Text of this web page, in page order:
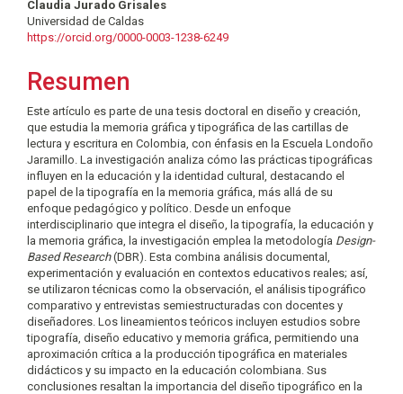
Contenido
principal
artículo
Claudia Jurado Grisales
Universidad de Caldas
https://orcid.org/0000-0003-1238-6249
Resumen
Este artículo es parte de una tesis doctoral en diseño y creación,
que estudia la memoria gráfica y tipográfica de las cartillas de
lectura y escritura en Colombia, con énfasis en la Escuela Londoño
Jaramillo. La investigación analiza cómo las prácticas tipográficas
influyen en la educación y la identidad cultural, destacando el
papel de la tipografía en la memoria gráfica, más allá de su
enfoque pedagógico y político. Desde un enfoque
interdisciplinario que integra el diseño, la tipografía, la educación y
la memoria gráfica, la investigación emplea la metodología Design-
Based Research(DBR). Esta combina análisis documental,
experimentación y evaluación en contextos educativos reales; así,
se utilizaron técnicas como la observación, el análisis tipográfico
comparativo y entrevistas semiestructuradas con docentes y
diseñadores. Los lineamientos teóricos incluyen estudios sobre
tipografía, diseño educativo y memoria gráfica, permitiendo una
aproximación crítica a la producción tipográfica en materiales
didácticos y su impacto en la educación colombiana. Sus
conclusiones resaltan la importancia del diseño tipográfico en la